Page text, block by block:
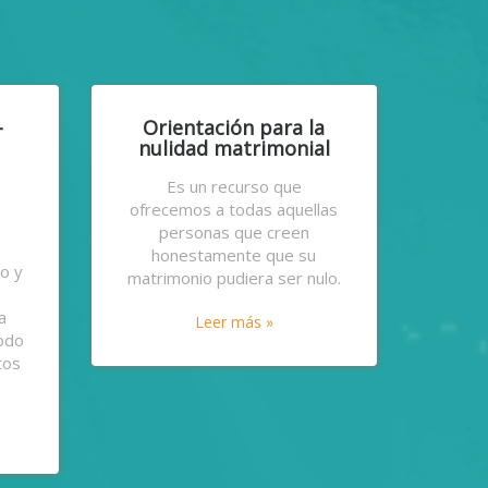
y
Orientación para la
nulidad matrimonial
Es un recurso que
ofrecemos a todas aquellas
personas que creen
honestamente que su
matrimonio pudiera ser nulo.
Leer más »